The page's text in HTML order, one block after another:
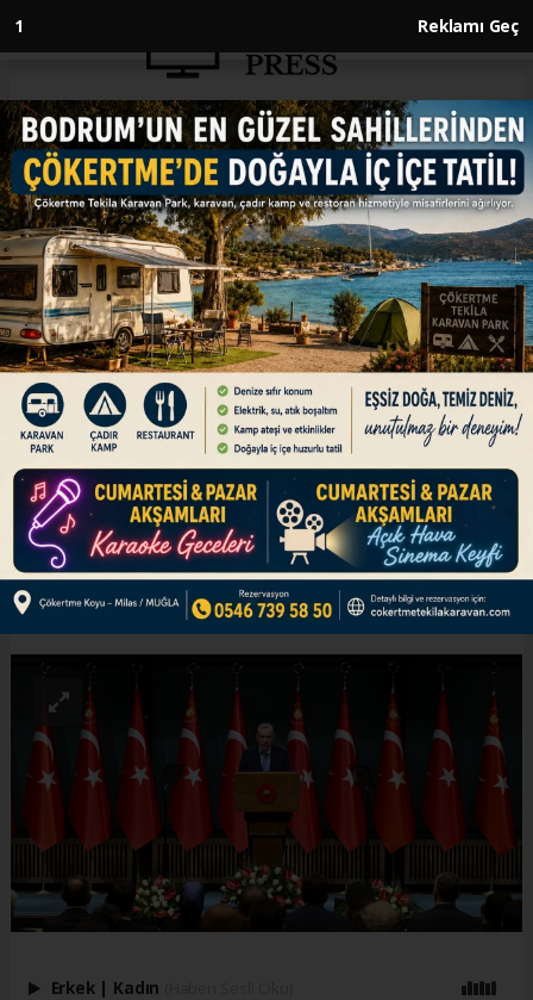
Anasayfa SİYASET
Başkan Erdoğan
duyurdu...Üniversite
öğrencilerine müjde!
SİYASET
31.10.2023 - 21:57, Güncelleme: 31.10.2023 - 21:57
Cumhurbaşkanı Erdoğan, Kabine Toplantısı'nın
ardından açıklamalarda bulundu. Ekonomiye
yönelik önemli kararları açıklayan Başkan
Erdoğan, üniversite öğrencilerine müjdeli haberi
duyurdu.
ABONE OL
Erkek | Kadın